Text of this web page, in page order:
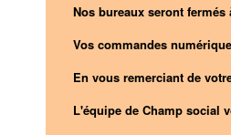
Nos bureaux seront
Vos commandes
En vous remerciant de
L'équipe de Champ social